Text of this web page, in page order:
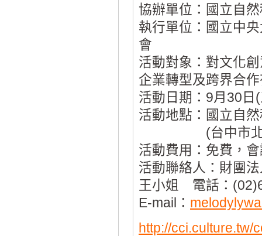
協辦單位：國立自
執行單位：國立中
會
活動對象：對文化
企業轉型及跨界合
活動日期：9月30日
活動地點：國立自
(台中市北區
活動費用：免費，
活動聯絡人：財團
王小姐 電話：
E-mail：
http://cci.culture.tw/